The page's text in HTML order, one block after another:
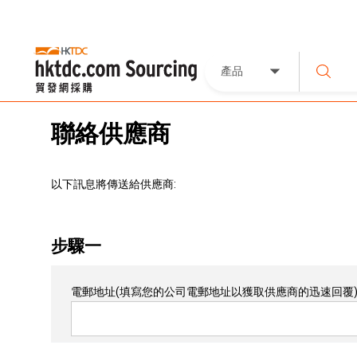
產品
聯絡供應商
以下訊息將傳送給供應商:
步驟一
電郵地址(填寫您的公司電郵地址以獲取供應商的迅速回覆)